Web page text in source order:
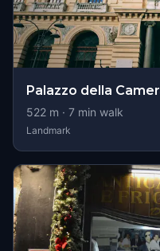
Palazzo della
522 m · 7 min walk
Landmark